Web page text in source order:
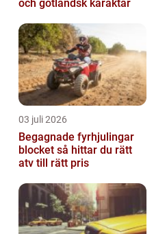
och gotländsk karaktär
03 juli 2026
Begagnade fyrhjulingar
blocket så hittar du rätt
atv till rätt pris